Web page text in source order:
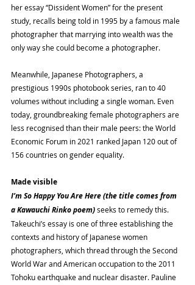
her essay “Dissident Women” for the present
study, recalls being told in 1995 by a famous male
photographer that marrying into wealth was the
only way she could become a photographer.
Meanwhile, Japanese Photographers, a
prestigious 1990s photobook series, ran to 40
volumes without including a single woman. Even
today, groundbreaking female photographers are
less recognised than their male peers: the World
Economic Forum in 2021 ranked Japan 120 out of
156 countries on gender equality.
Made visible
I’m So Happy You Are Here (the title comes from
a Kawauchi Rinko poem) seeks to remedy this.
Takeuchi’s essay is one of three establishing the
contexts and history of Japanese women
photographers, which thread through the Second
World War and American occupation to the 2011
Tohoku earthquake and nuclear disaster. Pauline